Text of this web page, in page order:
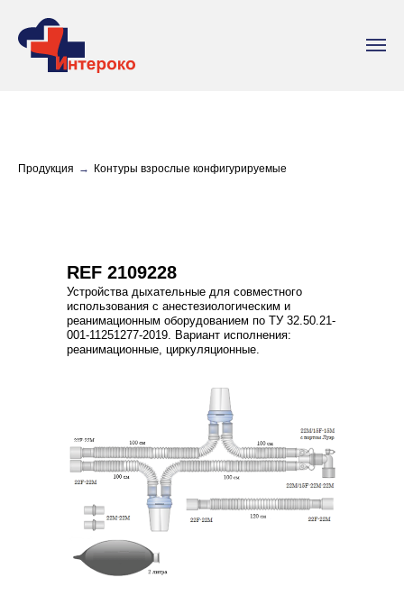
Продукция → Контуры взрослые конфигурируемые
REF 2109228
Устройства дыхательные для совместного
использования с анестезиологическим и
реанимационным оборудованием по ТУ 32.50.21-
001-11251277-2019. Вариант исполнения:
реанимационные, циркуляционные.